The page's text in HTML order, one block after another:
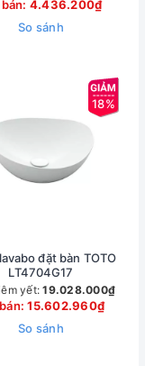
4.436.200₫
So sánh
18%
đặt bàn TOTO
LT4704G17
yết:19.028.000₫
15.602.960₫
So sánh